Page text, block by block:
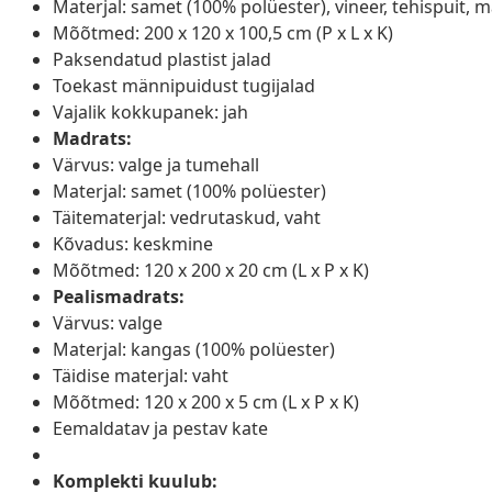
Materjal: samet (100% polüester), vineer, tehispuit,
Mõõtmed: 200 x 120 x 100,5 cm (P x L x K)
Paksendatud plastist jalad
Toekast männipuidust tugijalad
Vajalik kokkupanek: jah
Madrats:
Värvus: valge ja tumehall
Materjal: samet (100% polüester)
Täitematerjal: vedrutaskud, vaht
Kõvadus: keskmine
Mõõtmed: 120 x 200 x 20 cm (L x P x K)
Pealismadrats:
Värvus: valge
Materjal: kangas (100% polüester)
Täidise materjal: vaht
Mõõtmed: 120 x 200 x 5 cm (L x P x K)
Eemaldatav ja pestav kate
Komplekti kuulub: